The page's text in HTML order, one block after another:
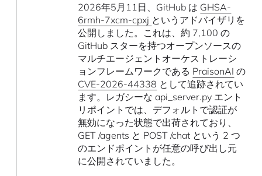
2026年5月11日、GitHub は GHSA-
6rmh-7xcm-cpxj というアドバイザリを
公開しました。これは、約 7,100 の
GitHub スターを持つオープンソースの
マルチエージェントオーケストレーシ
ョンフレームワークである PraisonAI の
CVE-2026-44338 として追跡されてい
ます。レガシーな api_server.py エント
リポイントでは、デフォルトで認証が
無効になった状態で出荷されており、
GET /agents と POST /chat という 2 つ
のエンドポイントが任意の呼び出し元
に公開されていました。